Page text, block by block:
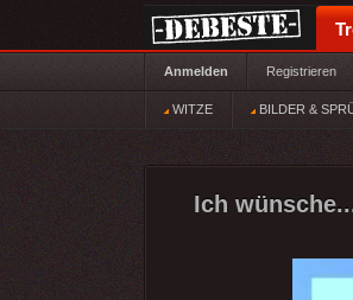
Anmelden Registrieren
WITZE BILDER &
Ich